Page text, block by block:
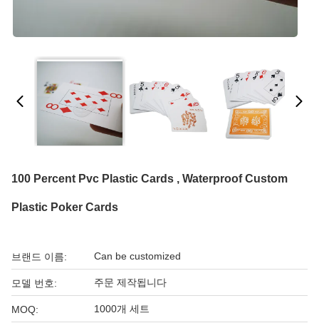
100 Percent Pvc Plastic Cards , Waterproof Custom
Plastic Poker Cards
브랜드 이름: Can be customized
모델 번호: 주문 제작됩니다
MOQ: 1000개 세트